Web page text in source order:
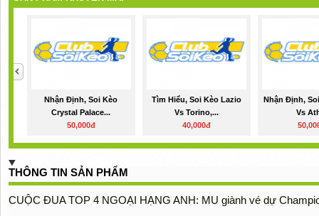
Nhận Định, Soi Kèo
Crystal Palace...
50,000đ
Tìm Hiểu, Soi Kèo Lazio
Vs Torino,...
40,000đ
Nhận Định,
Vs
THÔNG TIN SẢN PHẨM
CUỘC ĐUA TOP 4 NGOẠI HẠNG ANH: MU giành vé dự